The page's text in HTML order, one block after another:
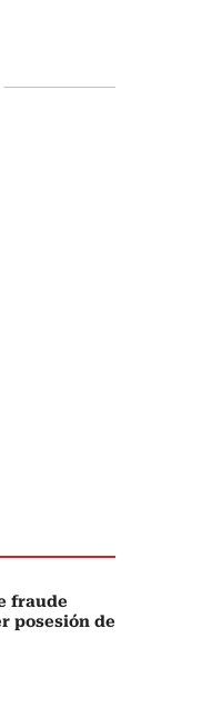
fraude
posesión de